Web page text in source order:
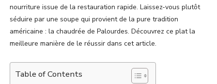
nourriture issue de la restauration rapide. Laissez-vous plutôt
séduire par une soupe qui provient de la pure tradition
américaine : la chaudrée de Palourdes. Découvrez ce plat la
meilleure manière de le réussir dans cet article.
Table of Contents